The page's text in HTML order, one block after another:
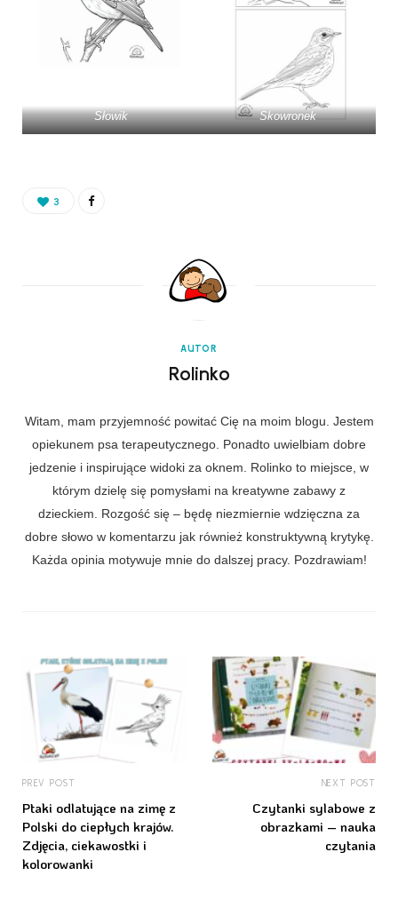
Słowik Skowronek
3
AUTOR
Rolinko
Witam, mam przyjemność powitać Cię na moim blogu. Jestem
opiekunem psa terapeutycznego. Ponadto uwielbiam dobre
jedzenie i inspirujące widoki za oknem. Rolinko to miejsce, w
którym dzielę się pomysłami na kreatywne zabawy z
dzieckiem. Rozgość się – będę niezmiernie wdzięczna za
dobre słowo w komentarzu jak również konstruktywną krytykę.
Każda opinia motywuje mnie do dalszej pracy. Pozdrawiam!
PREV POST
Ptaki odlatujące na zimę z
Polski do ciepłych krajów.
Zdjęcia, ciekawostki i
kolorowanki
NEXT POST
Czytanki sylabowe z
obrazkami – nauka
czytania